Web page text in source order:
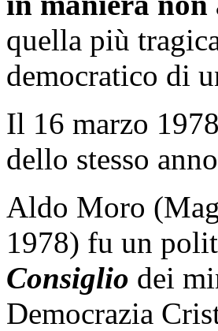
quella più
democratico di
Il 16 marzo
dello stesso
Aldo Moro
1978) fu un
Consiglio dei
Democrazia